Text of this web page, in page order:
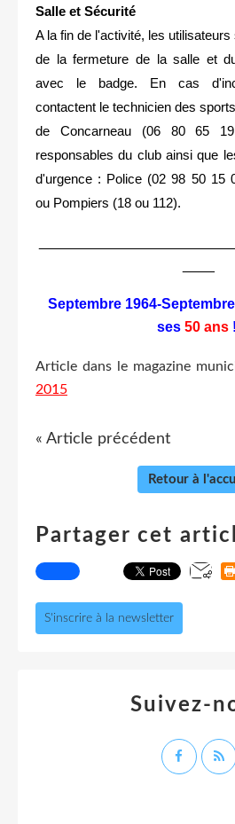
Salle et Sécurité
A la fin de l'activité, les
de la fermeture de la salle et
avec le badge. En cas
contactent le technicien des
de Concarneau (06 80 65
responsables du club ainsi que
d'urgence : Police (02 98 50 15
ou Pompiers (18 ou 112).
Septembre 1964-
ses 50 ans!
Article dans le magazine
2015
« Article précédent
Retour à
Partager cet
S'inscrire à la newsletter
Suivez-